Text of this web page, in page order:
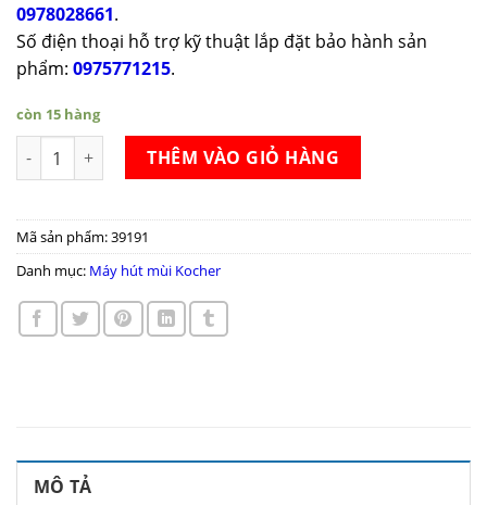
0978028661.
Số điện thoại hỗ trợ kỹ thuật lắp đặt bảo hành sản
phẩm: 0975771215.
còn 15 hàng
Máy hút mùi Kocher K 9290 số lượng
THÊM VÀO GIỎ HÀNG
Mã sản phẩm:39191
Danh mục: Máy hút mùi Kocher
MÔ TẢ